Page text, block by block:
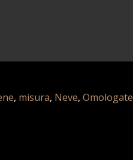
, misura, Neve,Omologate